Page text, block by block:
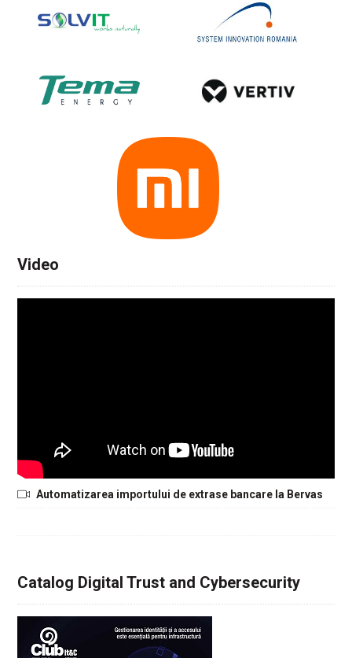
Video
Automatizarea importului de extrase bancare la Bervas
Catalog Digital Trust and Cybersecurity